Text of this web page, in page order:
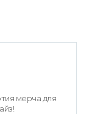
мерча для